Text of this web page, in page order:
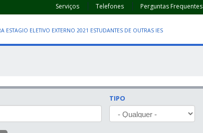
Serviços Telefones Perguntas Frequentes
ESTAGIO ELETIVO EXTERNO 2021 ESTUDANTES DE OUTRAS IES
TIPO